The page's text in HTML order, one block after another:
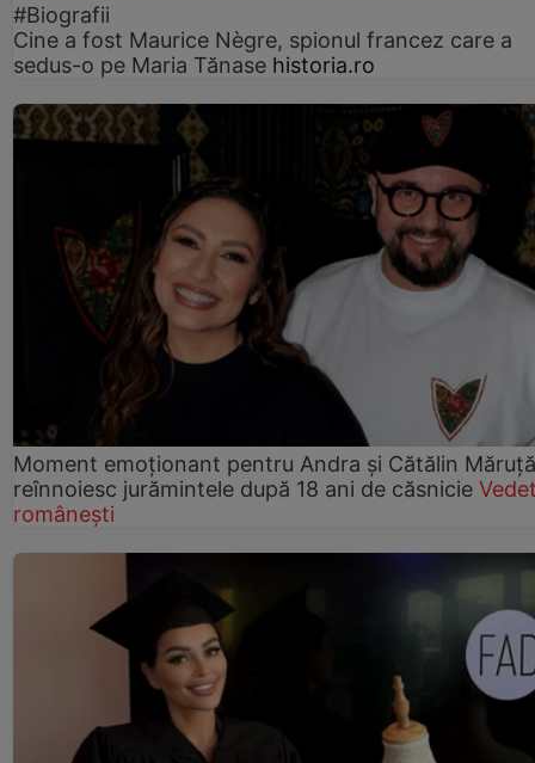
#Biografii
Cine a fost Maurice Nègre, spionul francez care a
sedus-o pe Maria Tănase historia.ro
Moment emoționant pentru Andra și Cătălin
reînnoiesc jurămintele după 18 ani de căsnicie
românești